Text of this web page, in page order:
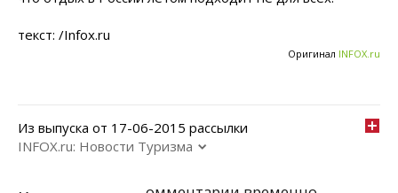
текст: /Infox.ru
Оригинал INFOX.ru
Из выпуска от 17-06-2015 рассылки
INFOX.ru: Новости Туризма